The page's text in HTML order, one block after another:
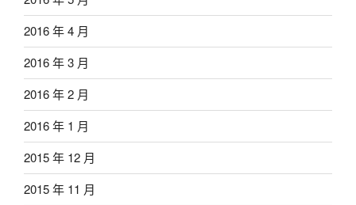
2016 年 4 月
2016 年 3 月
2016 年 2 月
2016 年 1 月
2015 年 12 月
2015 年 11 月